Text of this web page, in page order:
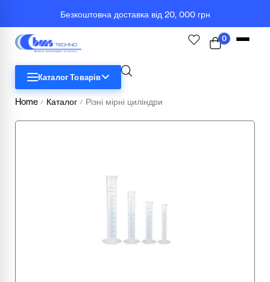
Безкоштовна доставка від 20, 000 грн
0
Каталог Товарів
Комп'ютерна техніка
Меблі
Home / Каталог / Різні мірні циліндри